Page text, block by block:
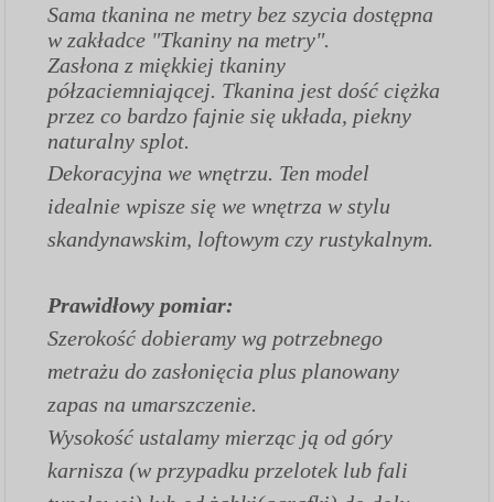
Sama tkanina ne metry bez szycia dostępna
w zakładce "Tkaniny na metry".
Zasłona z miękkiej tkaniny
półzaciemniającej. Tkanina jest dość ciężka
przez co bardzo fajnie się układa, piekny
naturalny splot.
Dekoracyjna we wnętrzu. Ten model
idealnie wpisze się we wnętrza w stylu
skandynawskim, loftowym czy rustykalnym.
Prawidłowy pomiar:
Szerokość dobieramy wg potrzebnego
metrażu do zasłonięcia plus planowany
zapas na umarszczenie.
Wysokość ustalamy mierząc ją od góry
karnisza (w przypadku przelotek lub fali